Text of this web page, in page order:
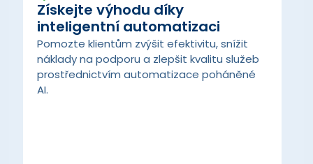
Získejte výhodu díky
inteligentní automatizaci
Pomozte klientům zvýšit efektivitu, snížit
náklady na podporu a zlepšit kvalitu služeb
prostřednictvím automatizace poháněné
AI.